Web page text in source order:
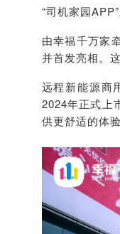
“司机家园
由幸福千万家
并首发亮相。
远程新能源商
2024年正式上
供更舒适的体